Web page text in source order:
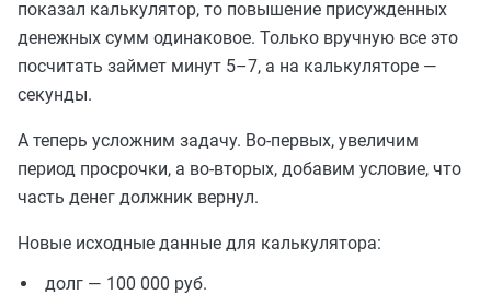
показал калькулятор, то повышение присужденных
денежных сумм одинаковое. Только вручную все это
посчитать займет минут 5–7, а на калькуляторе —
секунды.
А теперь усложним задачу. Во-первых, увеличим
период просрочки, а во-вторых, добавим условие, что
часть денег должник вернул.
Новые исходные данные для калькулятора:
долг — 100 000 руб.